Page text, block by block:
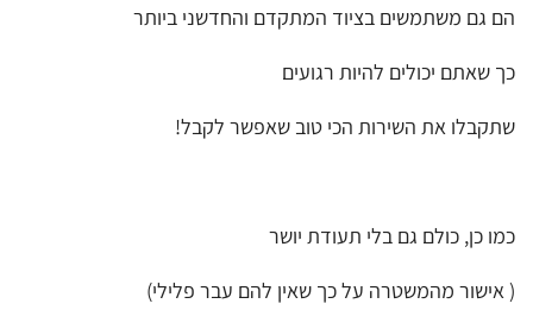
הם גם משתמשים בציוד המתקדם והחדשני ביותר
כך שאתם יכולים להיות רגועים
שתקבלו את השירות הכי טוב שאפשר לקבל!
כמו כן, כולם גם בלי תעודת יושר
( אישור מהמשטרה על כך שאין להם עבר פלילי)